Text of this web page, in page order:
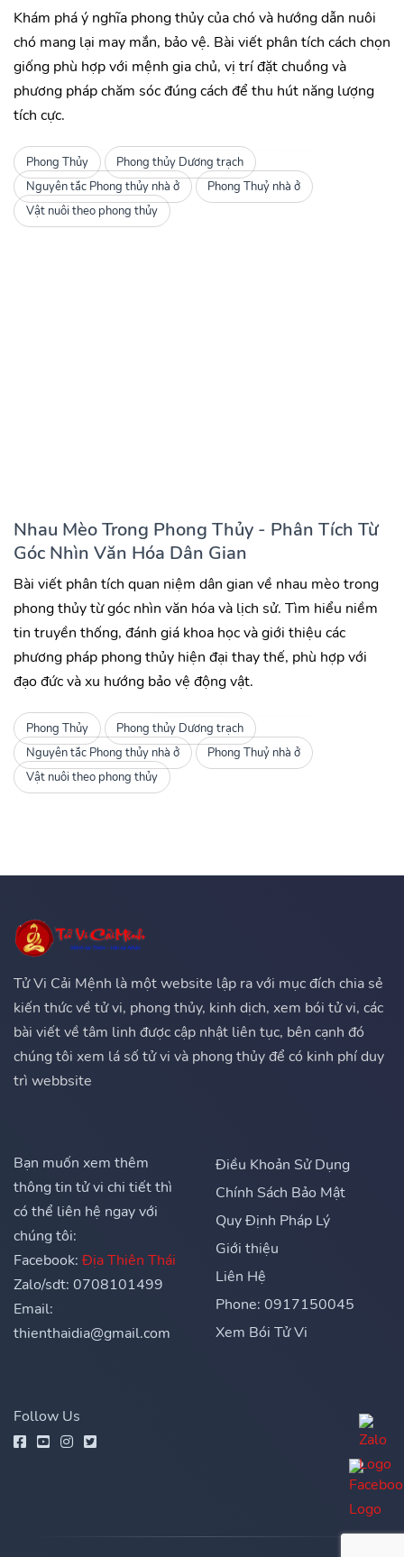
Khám phá ý nghĩa phong thủy của chó và hướng dẫn nuôi
chó mang lại may mắn, bảo vệ. Bài viết phân tích cách chọn
giống phù hợp với mệnh gia chủ, vị trí đặt chuồng và
phương pháp chăm sóc đúng cách để thu hút năng lượng
tích cực.
Phong Thủy
Phong thủy Dương trạch
Nguyên tắc Phong thủy nhà ở
Phong Thuỷ nhà ở
Vật nuôi theo phong thủy
Nhau Mèo Trong Phong Thủy - Phân Tích Từ
Góc Nhìn Văn Hóa Dân Gian
Bài viết phân tích quan niệm dân gian về nhau mèo trong
phong thủy từ góc nhìn văn hóa và lịch sử. Tìm hiểu niềm
tin truyền thống, đánh giá khoa học và giới thiệu các
phương pháp phong thủy hiện đại thay thế, phù hợp với
đạo đức và xu hướng bảo vệ động vật.
Phong Thủy
Phong thủy Dương trạch
Nguyên tắc Phong thủy nhà ở
Phong Thuỷ nhà ở
Vật nuôi theo phong thủy
Tử Vi Cải Mệnh là một website lập ra với mục đích chia sẻ
kiến thức về tử vi, phong thủy, kinh dịch, xem bói tử vi, các
bài viết về tâm linh được cập nhật liên tục, bên cạnh đó
chúng tôi xem lá số tử vi và phong thủy để có kinh phí duy
trì webbsite
Bạn muốn xem thêm
thông tin tử vi chi tiết thì
có thể liên hệ ngay với
chúng tôi:
Facebook: Địa Thiên Thái
Zalo/sdt: 0708101499
Email:
thienthaidia@gmail.com
Điều Khoản Sử Dụng
Chính Sách Bảo Mật
Quy Định Pháp Lý
Giới thiệu
Liên Hệ
Phone: 0917150045
Xem Bói Tử Vi
Follow Us